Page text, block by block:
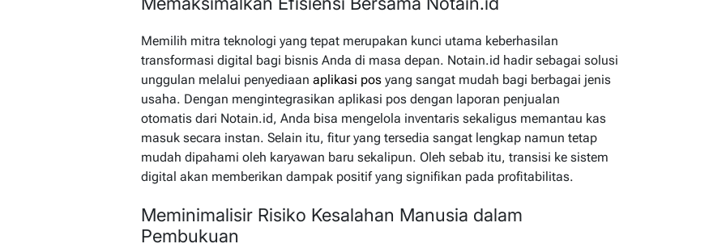
Memilih mitra teknologi yang tepat merupakan kunci utama keberhasilan
transformasi digital bagi bisnis Anda di masa depan. Notain.id hadir sebagai solusi
unggulan melalui penyediaan aplikasi pos yang sangat mudah bagi berbagai jenis
usaha. Dengan mengintegrasikan aplikasi pos dengan laporan penjualan
otomatis dari Notain.id, Anda bisa mengelola inventaris sekaligus memantau kas
masuk secara instan. Selain itu, fitur yang tersedia sangat lengkap namun tetap
mudah dipahami oleh karyawan baru sekalipun. Oleh sebab itu, transisi ke sistem
digital akan memberikan dampak positif yang signifikan pada profitabilitas.
Meminimalisir Risiko Kesalahan Manusia dalam
Pembukuan